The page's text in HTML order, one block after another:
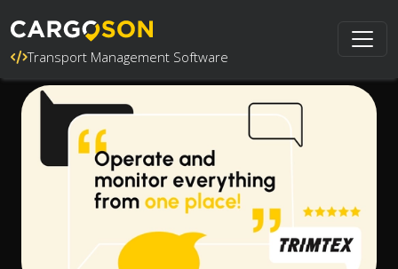
Transport Management Software